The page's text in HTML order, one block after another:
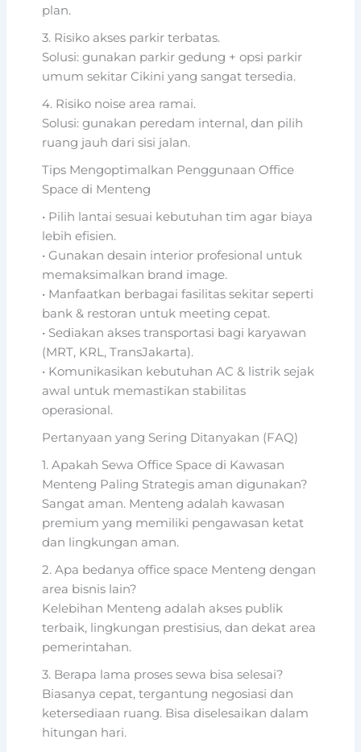
plan.
3. Risiko akses parkir terbatas.
Solusi: gunakan parkir gedung + opsi parkir
umum sekitar Cikini yang sangat tersedia.
4. Risiko noise area ramai.
Solusi: gunakan peredam internal, dan pilih
ruang jauh dari sisi jalan.
Tips Mengoptimalkan Penggunaan Office
Space di Menteng
• Pilih lantai sesuai kebutuhan tim agar biaya
lebih efisien.
• Gunakan desain interior profesional untuk
memaksimalkan brand image.
• Manfaatkan berbagai fasilitas sekitar seperti
bank & restoran untuk meeting cepat.
• Sediakan akses transportasi bagi karyawan
(MRT, KRL, TransJakarta).
• Komunikasikan kebutuhan AC & listrik sejak
awal untuk memastikan stabilitas
operasional.
Pertanyaan yang Sering Ditanyakan (FAQ)
1. Apakah Sewa Office Space di Kawasan
Menteng Paling Strategis aman digunakan?
Sangat aman. Menteng adalah kawasan
premium yang memiliki pengawasan ketat
dan lingkungan aman.
2. Apa bedanya office space Menteng dengan
area bisnis lain?
Kelebihan Menteng adalah akses publik
terbaik, lingkungan prestisius, dan dekat area
pemerintahan.
3. Berapa lama proses sewa bisa selesai?
Biasanya cepat, tergantung negosiasi dan
ketersediaan ruang. Bisa diselesaikan dalam
hitungan hari.